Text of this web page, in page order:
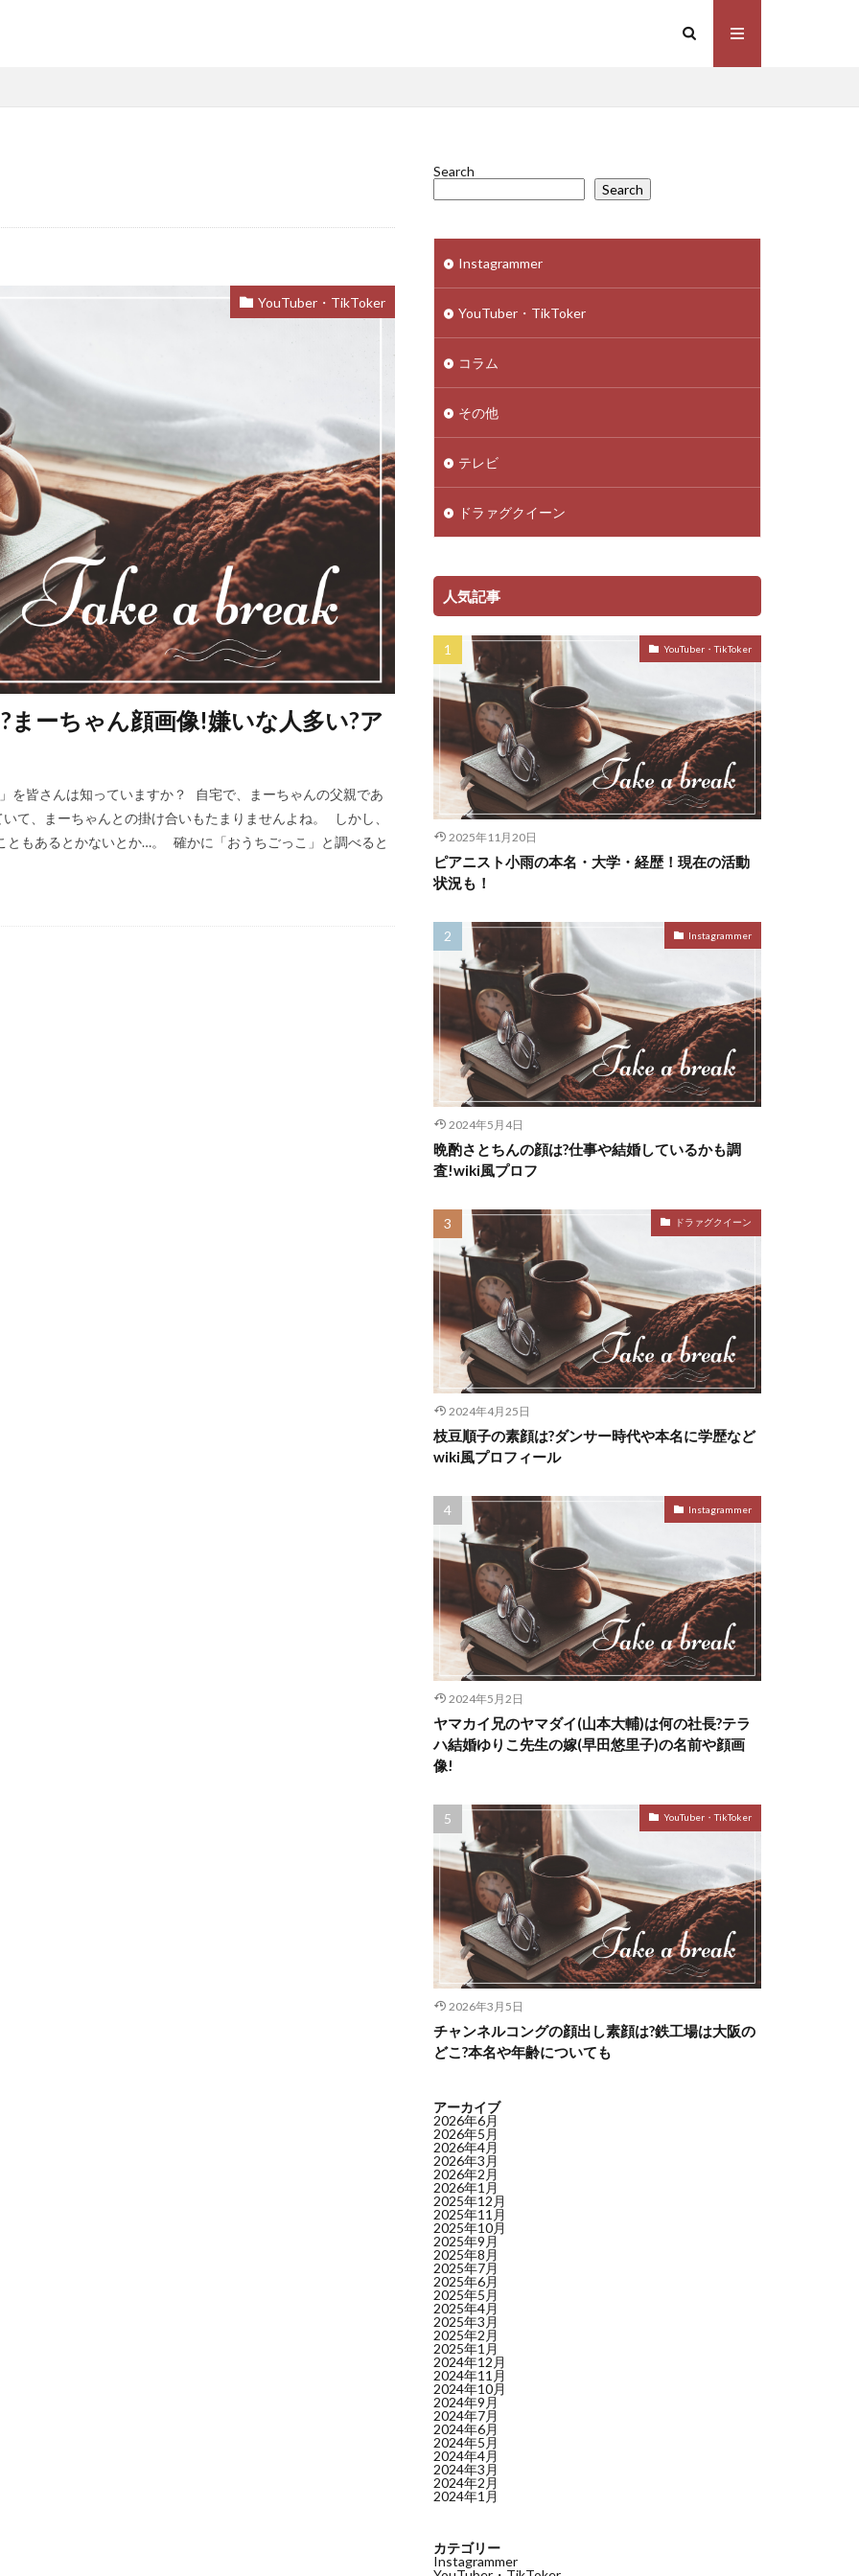
YouTuber・TikToker
ーちゃん顔画像!嫌いな人多い?ア
を皆さんは知っていますか？ 自宅で、まーちゃんの父親であ
て、まーちゃんとの掛け合いもたまりませんよね。 しかし、
もあるとかないとか…。 確かに「おうちごっこ」と調べると
Search
Search
Instagrammer
YouTuber・TikToker
コラム
その他
テレビ
ドラァグクイーン
人気記事
YouTuber・TikToker
2025年11月20日
ピアニスト小雨の本名・大学・経歴！現在の活動
状況も！
Instagrammer
2024年5月4日
晩酌さとちんの顔は?仕事や結婚しているかも調
査!wiki風プロフ
ドラァグクイーン
2024年4月25日
枝豆順子の素顔は?ダンサー時代や本名に学歴など
wiki風プロフィール
Instagrammer
2024年5月2日
ヤマカイ兄のヤマダイ(山本大輔)は何の社長?テラ
ハ結婚ゆりこ先生の嫁(早田悠里子)の名前や顔画
像!
YouTuber・TikToker
2026年3月5日
チャンネルコングの顔出し素顔は?鉄工場は大阪の
どこ?本名や年齢についても
アーカイブ
2026年6月
2026年5月
2026年4月
2026年3月
2026年2月
2026年1月
2025年12月
2025年11月
2025年10月
2025年9月
2025年8月
2025年7月
2025年6月
2025年5月
2025年4月
2025年3月
2025年2月
2025年1月
2024年12月
2024年11月
2024年10月
2024年9月
2024年7月
2024年6月
2024年5月
2024年4月
2024年3月
2024年2月
2024年1月
カテゴリー
Instagrammer